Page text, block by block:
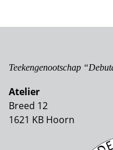
Teekengenootschap
Atelier
Breed 12
1621 KB Hoorn